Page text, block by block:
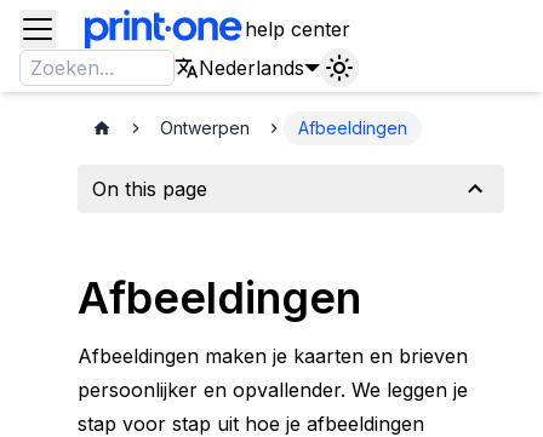
help center
Nederlands
Ontwerpen Afbeeldingen
On this page
Hosting van afbeeldingen
Kaarten personaliseren met afbeeldingen
Afbeeldingen
Afbeeldingen maken je kaarten en brieven
persoonlijker en opvallender. We leggen je
stap voor stap uit hoe je afbeeldingen